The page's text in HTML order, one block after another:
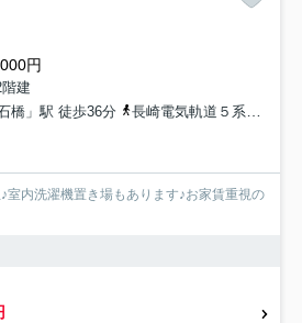
円
建
橋」駅 徒歩36分
長崎電気軌道５系統「大浦天主堂」駅 徒歩37分
室内洗濯機置き場もあります♪お家賃重視の